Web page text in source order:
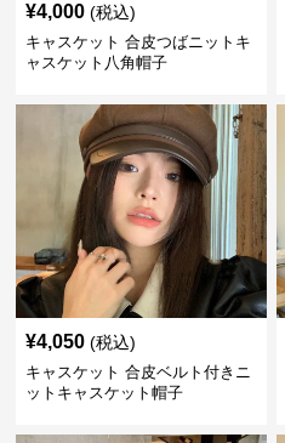
¥4,000 (税込)
キャスケット 合皮つばニットキ
ャスケット八角帽子
¥4,050 (税込)
キャスケット 合皮ベルト付きニ
ットキャスケット帽子